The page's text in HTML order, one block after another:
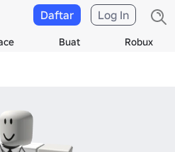
Buat Robux
Daftar Log In